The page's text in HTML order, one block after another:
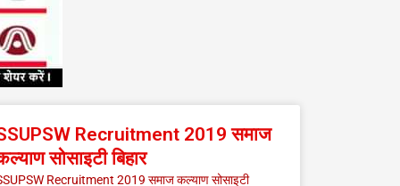
Recruitment 2019 समाज
सोसाइटी बिहार
Recruitment 2019 समाज कल्याण सोसाइटी